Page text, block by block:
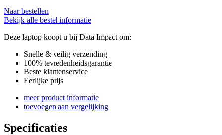
Naar bestellen
Bekijk alle bestel informatie
Deze laptop koopt u bij Data Impact om:
Snelle & veilig verzending
100% tevredenheidsgarantie
Beste klantenservice
Eerlijke prijs
meer product informatie
toevoegen aan vergelijking
Specificaties